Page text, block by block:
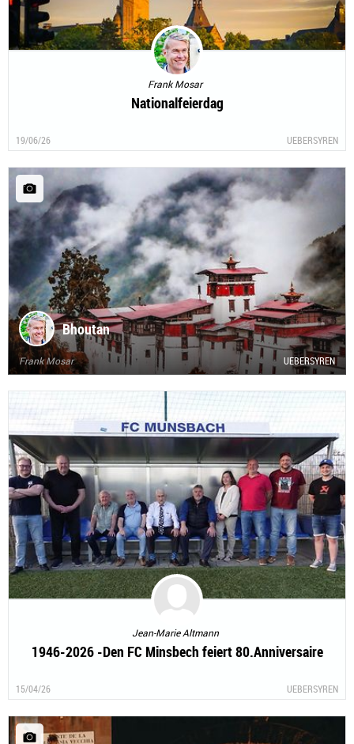
Frank Mosar
Nationalfeierdag
19/06/26 UEBERSYREN
Bhoutan
Frank Mosar UEBERSYREN
Jean-Marie Altmann
1946-2026 -Den FC Minsbech feiert 80.Anniversaire
15/04/26 UEBERSYREN